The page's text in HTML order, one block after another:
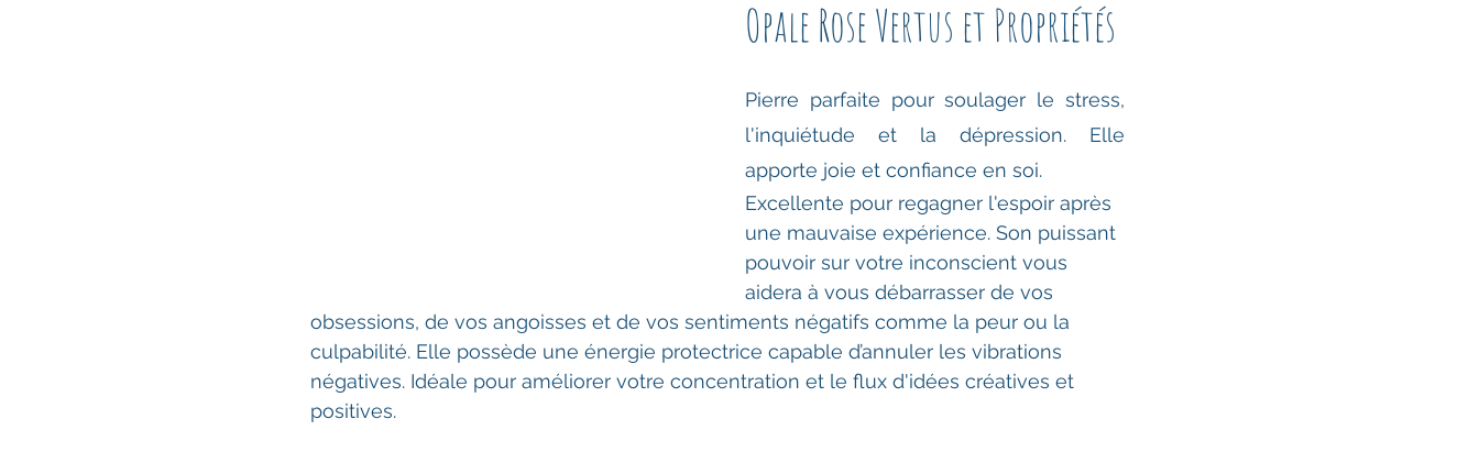
Opale Rose Vertus et Propriétés
Pierre parfaite pour soulager le stress,
l'inquiétude et la dépression. Elle
apporte joie et confiance en soi.
Excellente pour regagner l'espoir après
une mauvaise expérience. Son puissant
pouvoir sur votre inconscient vous
aidera à vous débarrasser de vos
obsessions, de vos angoisses et de vos sentiments négatifs comme la peur ou la
culpabilité. Elle possède une énergie protectrice capable d’annuler les vibrations
négatives. Idéale pour améliorer votre concentration et le flux d'idées créatives et
positives.